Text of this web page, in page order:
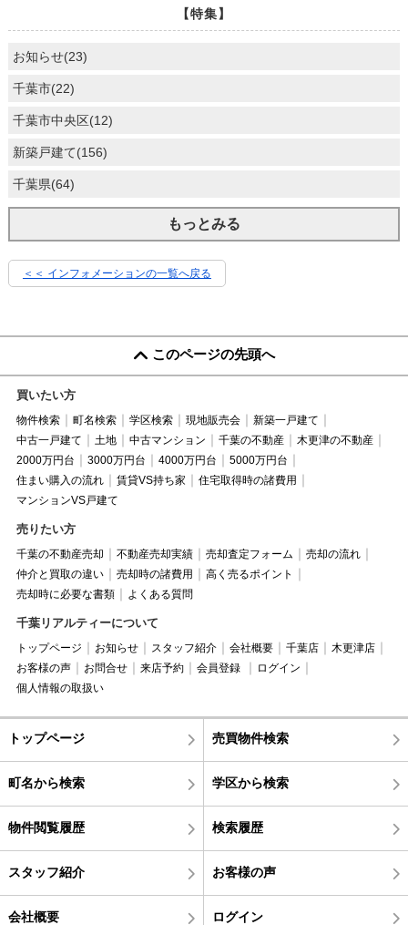
【特集】
お知らせ(23)
千葉市(22)
千葉市中央区(12)
新築戸建て(156)
千葉県(64)
もっとみる
＜＜ インフォメーションの一覧へ戻る
このページの先頭へ
買いたい方
物件検索 町名検索 学区検索 現地販売会
新築一戸建て
中古一戸建て
土地 中古マンション 千葉の不動産
木更津の不動産
2000万円台
3000万円台 4000万円台
5000万円台
住まい購入の流れ
賃貸VS持ち家
住宅取得時の諸費用
マンションVS戸建て
売りたい方
千葉の不動産売却 不動産売却実績 売却査定フォーム
売却の流れ
仲介と買取の違い
売却時の諸費用
高く売るポイント
売却時に必要な書類
よくある質問
千葉リアルティーについて
トップページ お知らせ スタッフ紹介 会社概要 千葉店
木更津店
お客様の声
お問合せ 来店予約 会員登録
ログイン
個人情報の取扱い
トップページ 売買物件検索
町名から検索 学区から検索
物件閲覧履歴 検索履歴
スタッフ紹介 お客様の声
会社概要 ログイン